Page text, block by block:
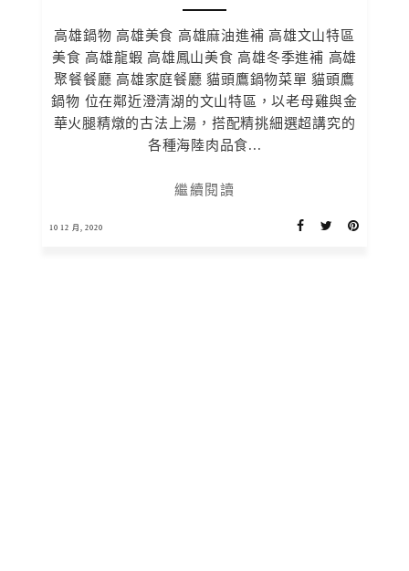
高雄鍋物 高雄美食 高雄麻油進補 高雄文山特區
美食 高雄龍蝦 高雄鳳山美食 高雄冬季進補 高雄
聚餐餐廳 高雄家庭餐廳 貓頭鷹鍋物菜單 貓頭鷹
鍋物 位在鄰近澄清湖的文山特區，以老母雞與金
華火腿精燉的古法上湯，搭配精挑細選超講究的
各種海陸肉品食...
繼續閱讀
10 12 月, 2020